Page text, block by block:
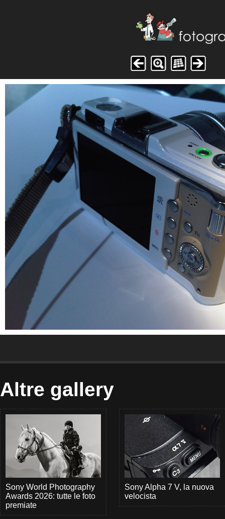
Altre gallery
Sony World Photography
Awards 2026: tutte le foto
premiate
Sony Alpha 7 V, la nuova
velocista